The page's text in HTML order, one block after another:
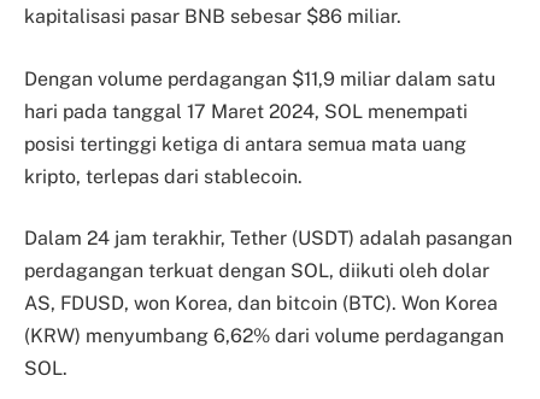
kapitalisasi pasar BNB sebesar $86 miliar.
Dengan volume perdagangan $11,9 miliar dalam satu
hari pada tanggal 17 Maret 2024, SOL menempati
posisi tertinggi ketiga di antara semua mata uang
kripto, terlepas dari stablecoin.
Dalam 24 jam terakhir, Tether (USDT) adalah pasangan
perdagangan terkuat dengan SOL, diikuti oleh dolar
AS, FDUSD, won Korea, dan bitcoin (BTC). Won Korea
(KRW) menyumbang 6,62% dari volume perdagangan
SOL.